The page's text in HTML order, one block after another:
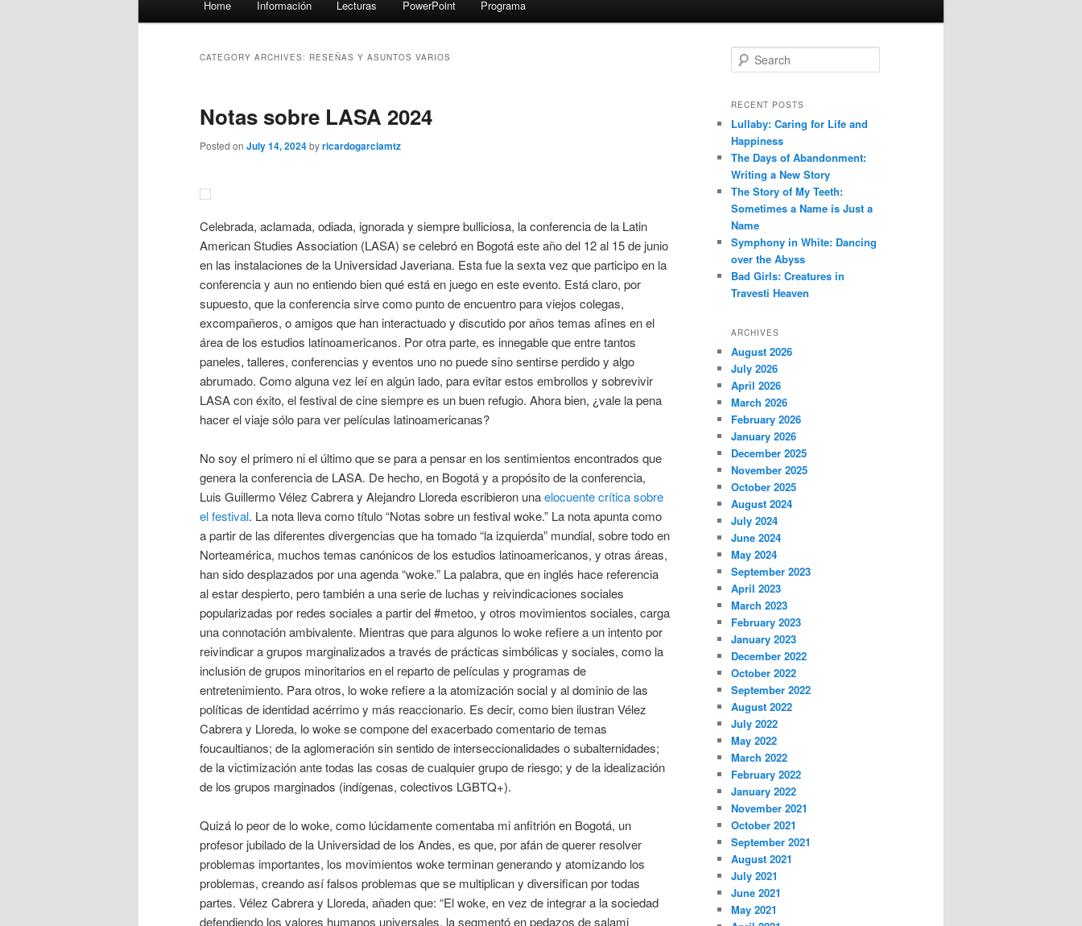
Home Información Lecturas PowerPoint Programa
CATEGORY ARCHIVES: RESEÑAS Y ASUNTOS VARIOS
Notas sobre LASA 2024
Posted on July 14, 2024byricardogarciamtz
Celebrada, aclamada, odiada, ignorada y siempre bulliciosa, la conferencia de la Latin
American Studies Association (LASA) se celebró en Bogotá este año del 12 al 15 de junio
en las instalaciones de la Universidad Javeriana. Esta fue la sexta vez que participo en la
conferencia y aun no entiendo bien qué está en juego en este evento. Está claro, por
supuesto, que la conferencia sirve como punto de encuentro para viejos colegas,
excompañeros, o amigos que han interactuado y discutido por años temas afines en el
área de los estudios latinoamericanos. Por otra parte, es innegable que entre tantos
paneles, talleres, conferencias y eventos uno no puede sino sentirse perdido y algo
abrumado. Como alguna vez leí en algún lado, para evitar estos embrollos y sobrevivir
LASA con éxito, el festival de cine siempre es un buen refugio. Ahora bien, ¿vale la pena
hacer el viaje sólo para ver películas latinoamericanas?
No soy el primero ni el último que se para a pensar en los sentimientos encontrados que
genera la conferencia de LASA. De hecho, en Bogotá y a propósito de la conferencia,
Luis Guillermo Vélez Cabrera y Alejandro Lloreda escribieron unaelocuente crítica sobre
el festival. La nota lleva como título “Notas sobre un festival woke.” La nota apunta como
a partir de las diferentes divergencias que ha tomado “la izquierda” mundial, sobre todo en
Norteamérica, muchos temas canónicos de los estudios latinoamericanos, y otras áreas,
han sido desplazados por una agenda “woke.” La palabra, que en inglés hace referencia
al estar despierto, pero también a una serie de luchas y reivindicaciones sociales
popularizadas por redes sociales a partir del #metoo, y otros movimientos sociales, carga
una connotación ambivalente. Mientras que para algunos lo woke refiere a un intento por
reivindicar a grupos marginalizados a través de prácticas simbólicas y sociales, como la
inclusión de grupos minoritarios en el reparto de películas y programas de
entretenimiento. Para otros, lo woke refiere a la atomización social y al dominio de las
políticas de identidad acérrimo y más reaccionario. Es decir, como bien ilustran Vélez
Cabrera y Lloreda, lo woke se compone del exacerbado comentario de temas
foucaultianos; de la aglomeración sin sentido de interseccionalidades o subalternidades;
de la victimización ante todas las cosas de cualquier grupo de riesgo; y de la idealización
de los grupos marginados (indígenas, colectivos LGBTQ+).
Quizá lo peor de lo woke, como lúcidamente comentaba mi anfitrión en Bogotá, un
profesor jubilado de la Universidad de los Andes, es que, por afán de querer resolver
problemas importantes, los movimientos woke terminan generando y atomizando los
problemas, creando así falsos problemas que se multiplican y diversifican por todas
partes. Vélez Cabrera y Lloreda, añaden que: “El woke, en vez de integrar a la sociedad
defendiendo los valores humanos universales, la segmentó en pedazos de salami
e
r
h
RECENT POSTS
Lullaby: Caring for Life and
Happiness
The Days of Abandonment:
Writing a New Story
The Story of My Teeth:
Sometimes a Name is Just a
Name
Symphony in White: Dancing
over the Abyss
Bad Girls: Creatures in
Travesti Heaven
ARCHIVES
August 2026
July 2026
April 2026
March 2026
February 2026
January 2026
December 2025
November 2025
October 2025
August 2024
July 2024
June 2024
May 2024
September 2023
April 2023
March 2023
February 2023
January 2023
December 2022
October 2022
September 2022
August 2022
July 2022
May 2022
March 2022
February 2022
January 2022
November 2021
October 2021
September 2021
August 2021
July 2021
June 2021
May 2021